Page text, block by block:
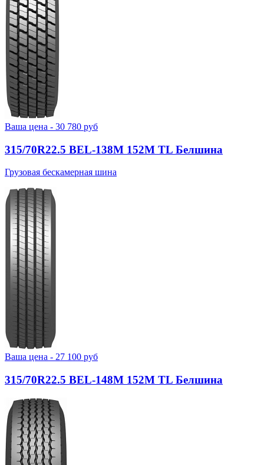
Ваша цена - 30 780 руб
315/70R22.5 BEL-138М 152M TL Белшина
Грузовая бескамерная шина
Ваша цена - 27 100 руб
315/70R22.5 BEL-148М 152M TL Белшина